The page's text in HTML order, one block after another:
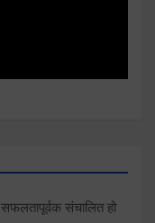
संचालित हो